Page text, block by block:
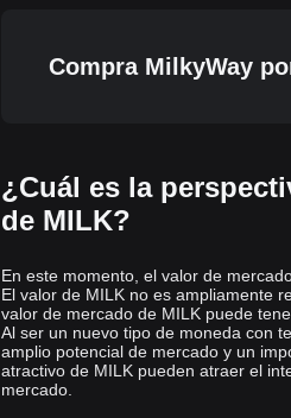
públicas,
los
Las
financiera y
un papel
evoluciona la
Compra MilkyWay
¿Cuál es la
de MILK?
En este momento, el valor de
El valor de MILK no es ampliamente
valor de mercado de MILK puede
Al ser un nuevo tipo de moneda con
amplio potencial de mercado y un
atractivo de MILK pueden atraer el
mercado.